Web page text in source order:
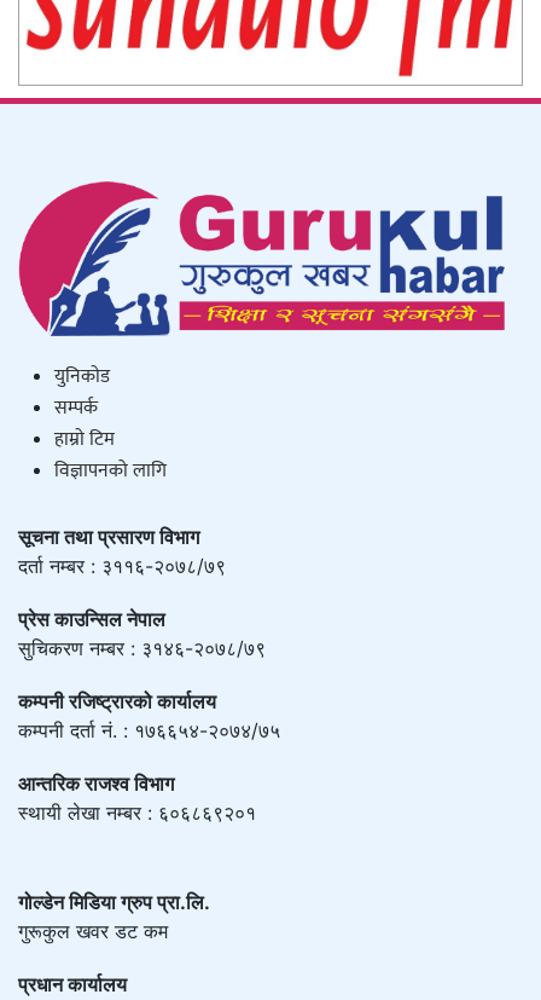
युनिकाेड
सम्पर्क
हाम्राे टिम
विज्ञापनको लागि
सूचना तथा प्रसारण विभाग
दर्ता नम्बर : ३११६-२०७८/७९
प्रेस काउन्सिल नेपाल
सुचिकरण नम्बर : ३१४६-२०७८/७९
कम्पनी रजिष्ट्रारको कार्यालय
कम्पनी दर्ता नं. : १७६६५४-२०७४/७५
आन्तरिक राजश्व विभाग
स्थायी लेखा नम्बर : ६०६८६९२०१
गोल्डेन मिडिया ग्रुप प्रा.लि.
गुरूकुल खवर डट कम
प्रधान कार्यालय